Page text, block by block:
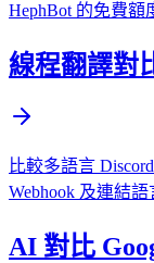
HephBot 的免費額
線程翻譯對
比較多語言
Webhook 及連結
AI 對比